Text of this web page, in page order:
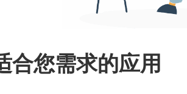
合您需求的应用